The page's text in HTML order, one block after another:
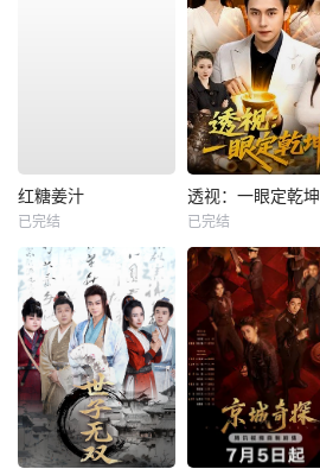
红糖姜汁
已完结
透视：一眼定乾坤
已完结